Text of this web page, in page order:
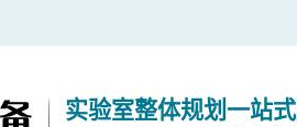
实验室整体规划一站